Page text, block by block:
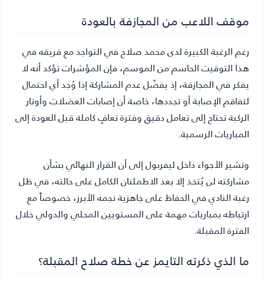
موقف اللاعب من المجازفة بالعودة
رغم الرغبة الكبيرة لدى محمد صلاح في التواجد مع فريقه في
هذا التوقيت الحاسم من الموسم، فإن المؤشرات تؤكد أنه لا
يفكر في المجازفة، إذ يفضّل عدم المشاركة إذا وُجد أي احتمال
لتفاقم الإصابة أو تجددها، خاصة أن إصابات العضلات وأوتار
الركبة تحتاج إلى تعامل دقيق وفترة تعافٍ كاملة قبل العودة إلى
المباريات الرسمية.
وتشير الأجواء داخل ليفربول إلى أن القرار النهائي بشأن
مشاركته لن يُتخذ إلا بعد الاطمئنان الكامل على حالته، في ظل
رغبة النادي في الحفاظ على جاهزية نجمه الأبرز، خصوصاً مع
ارتباطه بمباريات مهمة على المستويين المحلي والدولي خلال
الفترة المقبلة.
ما الذي ذكرته التايمز عن خطة صلاح المقبلة؟